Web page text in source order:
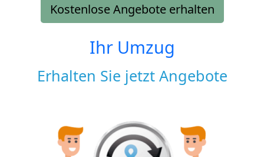
Kostenlose Angebote erhalten
Ihr Umzug
Erhalten Sie jetzt Angebote